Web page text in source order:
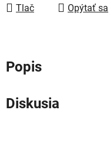
Tlač Opýtať sa
Popis
Diskusia